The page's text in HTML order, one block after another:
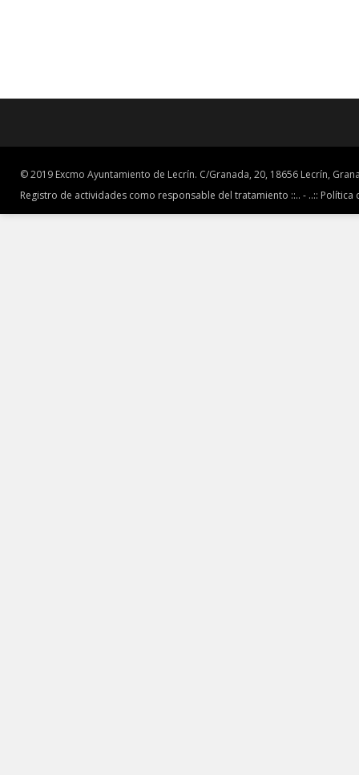
© 2019 Excmo Ayuntamiento de Lecrín. C/Granada, 20, 18656 Lecrín,
Registro de actividades como responsable del tratamiento ::.. - ..:: Política